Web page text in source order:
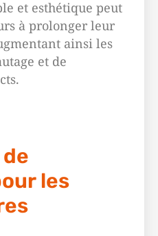
et esthétique peut
à prolonger leur
ainsi les
et de
les